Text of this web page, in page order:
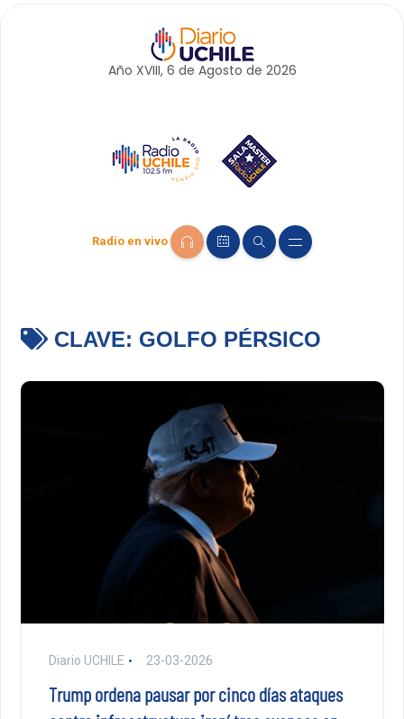
Año XVIII, 6 de Agosto de 2026
Radio en vivo
CLAVE: GOLFO PÉRSICO
Diario UCHILE 23-03-2026
Trump ordena pausar por cinco días ataques